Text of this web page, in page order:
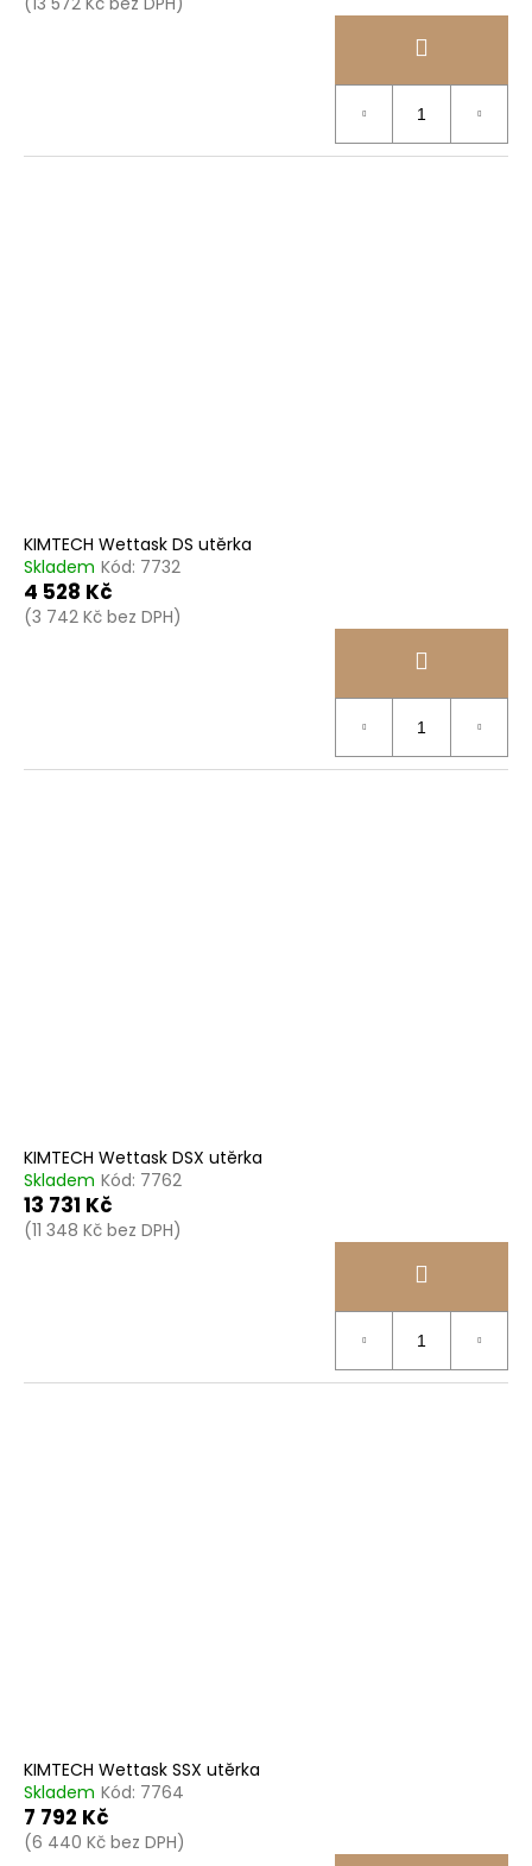
KIMTECH Wettask DS utěrka
Skladem Kód: 7732
4 528 Kč
(3 742 Kč bez DPH)
KIMTECH Wettask DSX utěrka
Skladem Kód: 7762
13 731 Kč
(11 348 Kč bez DPH)
KIMTECH Wettask SSX utěrka
Skladem Kód: 7764
7 792 Kč
(6 440 Kč bez DPH)